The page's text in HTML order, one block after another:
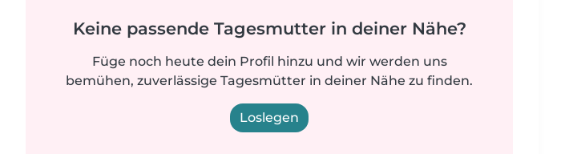
Keine passende Tagesmutter in deiner Nähe?
Füge noch heute dein Profil hinzu und wir werden uns
bemühen, zuverlässige Tagesmütter in deiner Nähe zu finden.
Loslegen